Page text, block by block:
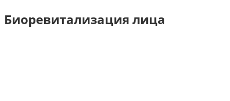
Биоревитализация лица